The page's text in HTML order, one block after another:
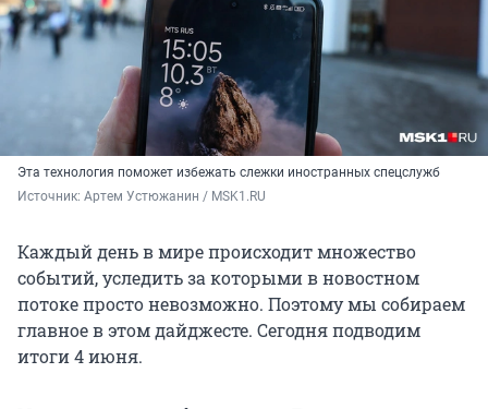
Эта технология поможет избежать слежки иностранных спецслужб
Источник: Артем Устюжанин / MSK1.RU
Каждый день в мире происходит множество
событий, уследить за которыми в новостном
потоке просто невозможно. Поэтому мы собираем
главное в этом дайджесте. Сегодня подводим
итоги 4 июня.